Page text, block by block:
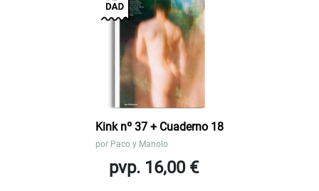
Kink nº 37 + Cuaderno 18
por Paco y Manolo
pvp. 16,00 €